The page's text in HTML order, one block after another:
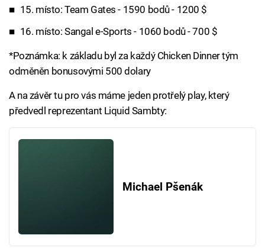
15. místo: Team Gates - 1590 bodů - 1200 $
16. místo: Sangal e-Sports - 1060 bodů - 700 $
*Poznámka: k základu byl za každý Chicken Dinner tým
odměněn bonusovými 500 dolary
A na závěr tu pro vás máme jeden protřelý play, který
předvedl reprezentant Liquid Sambty:
Michael Pšenák